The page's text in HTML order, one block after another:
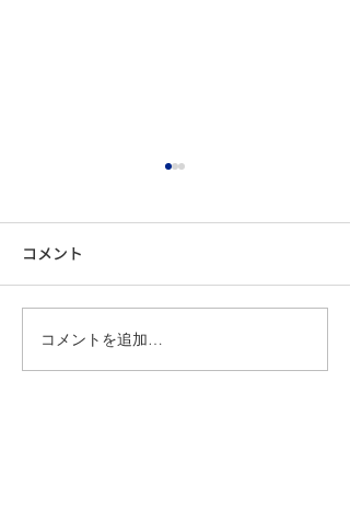
人が辞めない会社を作る
中小企業が実践すべき人
コメント
コメントを追加…